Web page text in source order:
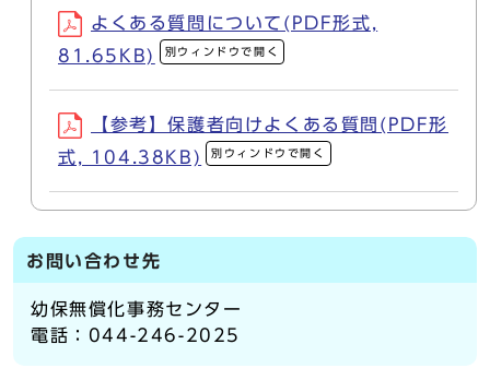
よくある質問について(PDF形式,
81.65KB)
別ウィンドウで開く
【参考】保護者向けよくある質問(PDF形
式, 104.38KB)
別ウィンドウで開く
お問い合わせ先
幼保無償化事務センター
電話：044-246-2025